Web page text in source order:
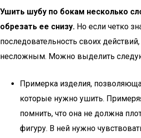
Ушить шубу по бокам несколько
обрезать ее снизу. Но если четко
последовательность своих действий,
несложным. Можно выделить
Примерка изделия,
которые нужно ушить.
помнить, что она не должна
фигуру. В ней нужно